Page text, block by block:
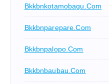
Bkkbnkotamobagu.com
Bkkbnparepare.com
Bkkbnpalopo.com
Bkkbnbaubau.com